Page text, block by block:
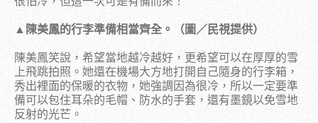
▲陳美鳳的行李準備相當齊全。（圖／民視提供）
陳美鳳笑說，希望當地越冷越好，更希望可以在厚厚的雪
上飛跳拍照。她還在機場大方地打開自己隨身的行李箱，
秀出裡面的保暖的衣物，她強調因為很冷，所以一定要準
備可以包住耳朵的毛帽、防水的手套，還有墨鏡以免雪地
反射的光芒。